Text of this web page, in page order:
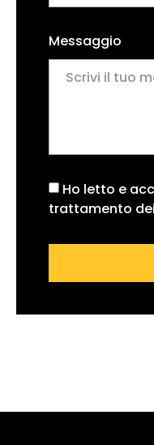
Messaggio
Ho letto e
trattamento